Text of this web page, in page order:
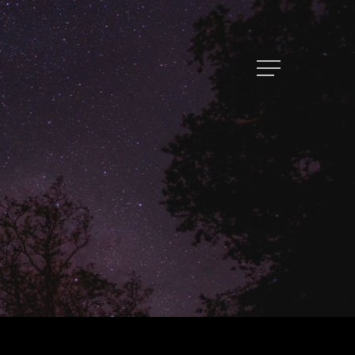
トップページ
ハイパー縁側とは
ハイパー縁側@中津
ハイパー縁側@天満橋
ハイパー縁側@淀屋橋
ハイパー縁側@中山台